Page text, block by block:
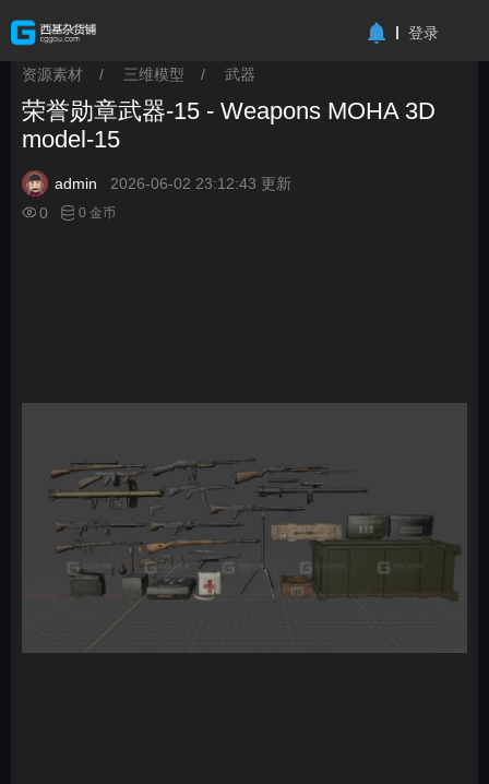
登录
资源素材 / 三维模型 / 武器
荣誉勋章武器-15 - Weapons MOHA 3D
model-15
admin
2026-06-02 23:12:43 更新
0
0 金币